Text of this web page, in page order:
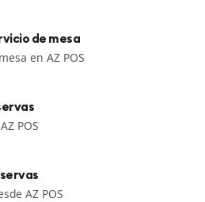
de mesa
en AZ POS
POS
AZ POS